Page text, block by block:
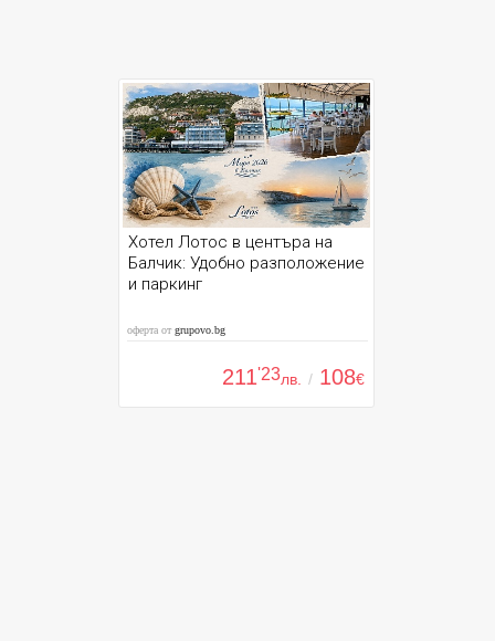
Хотел Лотос в центъра на
Балчик: Удобно разположение
и паркинг
оферта отgrupovo.bg
211'23лв. / 108€